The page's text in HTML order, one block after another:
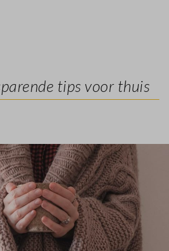
tips voor thuis